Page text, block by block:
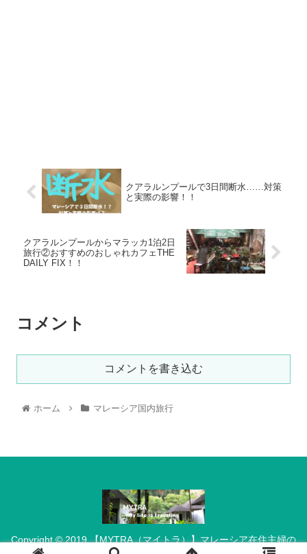
クアラルンプールで3日間断水……対策
と実際の影響！！
クアラルンプールからマラッカ1泊2日
旅行②おすすめのおしゃれカフェTHE
DAILY FIX！！
コメント
コメントを書き込む
ホーム マレーシア国内旅行
Copyright © 2019 【MYTRA（マイトラ）】マレーシア在住主婦の